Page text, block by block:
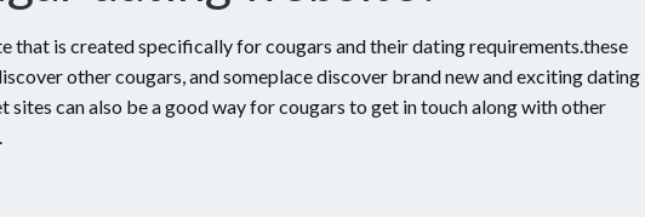
that is created specifically for cougars and their dating requirements.these
other cougars, and someplace discover brand new and exciting dating
can also be a good way for cougars to get in touch along with other